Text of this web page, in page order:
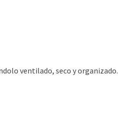
ventilado, seco y organizado.